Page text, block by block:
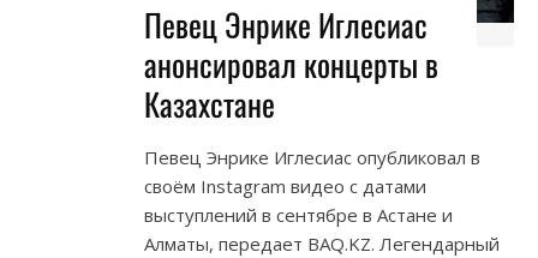
Певец Энрике Иглесиас
анонсировал концерты в
Казахстане
Певец Энрике Иглесиас опубликовал в
своём Instagram видео с датами
выступлений в сентябре в Астане и
Алматы, передает BAQ.KZ. Легендарный